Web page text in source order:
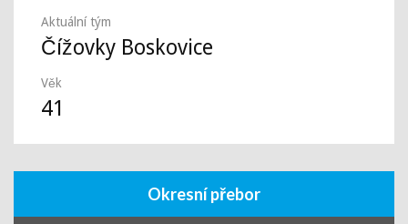
Aktuální tým
Čížovky Boskovice
Věk
41
Okresní přebor